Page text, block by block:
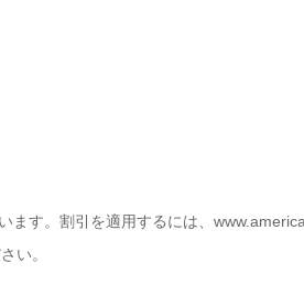
ます。割引を適用するには、
い。